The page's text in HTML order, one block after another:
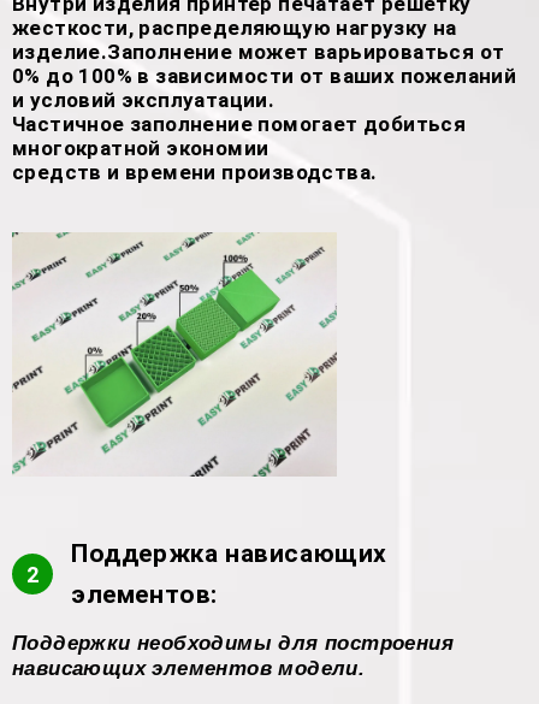
жесткости, распределяющую нагрузку на
изделие.Заполнение может варьироваться от
0% до 100% в зависимости от ваших пожеланий
и условий эксплуатации.
Частичное заполнение помогает добиться
многократной экономии
средств и времени производства.
2
Поддержка нависающих
элементов:
Поддержки необходимы для построения
нависающих элементов модели.